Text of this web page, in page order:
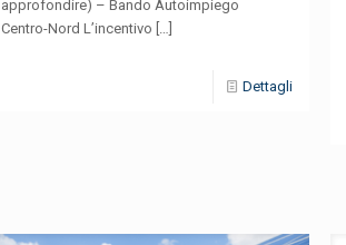
approfondire) – Bando Autoimpiego
Centro-Nord L’incentivo […]
Dettagli